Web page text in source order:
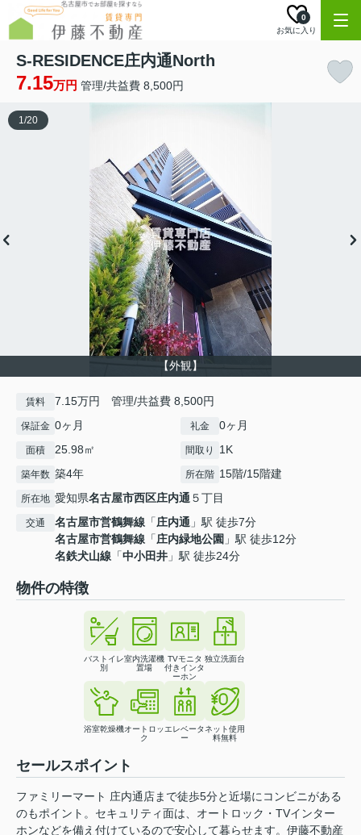
お気に入り
0
S-RESIDENCE庄内通North
7.15万円 管理/共益費 8,500円
【外観】
1/20
賃料 7.15万円 管理/共益費 8,500円
保証金 0ヶ月 礼金 0ヶ月
面積 25.98㎡ 間取り 1K
築年数 築4年 所在階 15階/15階建
所在地 愛知県名古屋市西区庄内通５丁目
交通 名古屋市営鶴舞線 「庄内通 」駅 徒歩7分
名古屋市営鶴舞線 「庄内緑地公園 」駅 徒歩12分
名鉄犬山線 「中小田井 」駅 徒歩24分
物件の特徴
バストイレ
別
室内洗濯機
置場
TVモニタ
付きインタ
ーホン
独立洗面台
浴室乾燥機オートロッ
ク
エレベータ
ー
ネット使用
料無料
セールスポイント
ファミリーマート 庄内通店まで徒歩5分と近場にコンビニがある
のもポイント。セキュリティ面は、オートロック・TVインター
ホンなどを備え付けているので安心して暮らせます。伊藤不動産